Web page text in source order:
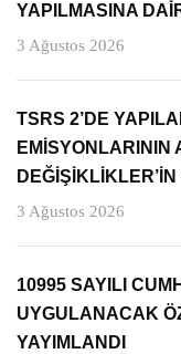
YAPILMASINA
3 Ağustos 2026
TSRS 2’DE
EMİSYONLARININ
3 Ağustos 2026
10995 SAYILI
UYGULANACAK
YAYIMLANDI